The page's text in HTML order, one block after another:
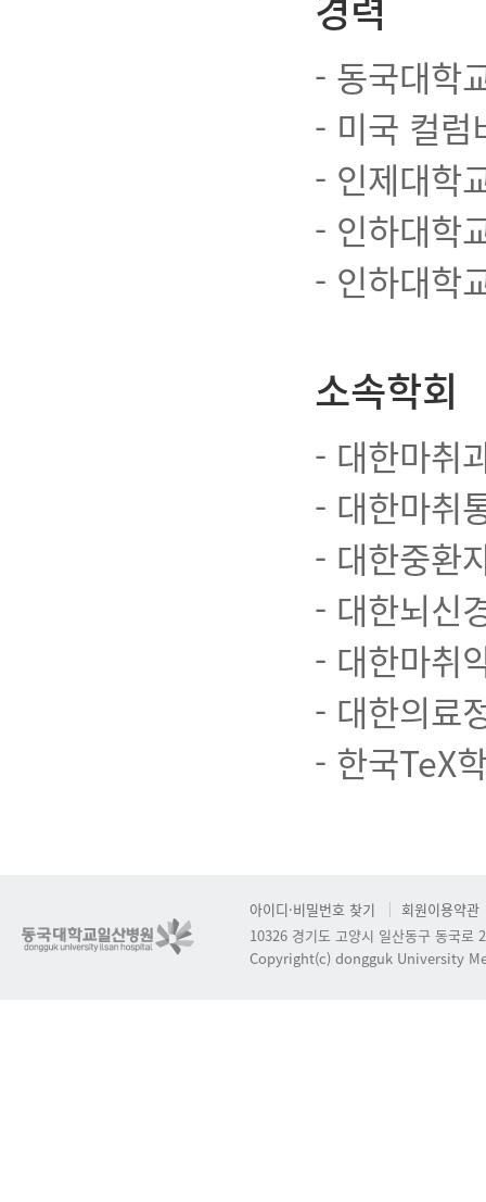
- 동국대학
- 미국 컬럼
- 인제대학
- 인하대학
- 인하대학
소속학회
- 대한마취
- 대한마취
- 대한중환
- 대한뇌신
- 대한마취
- 대한의료
- 한국TeX
아이디·비밀번호 찾기
회원이용약관
10326 경기도 고양시 일산동구 동국로
Copyright(c) dongguk University